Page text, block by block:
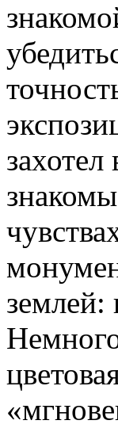
землей: